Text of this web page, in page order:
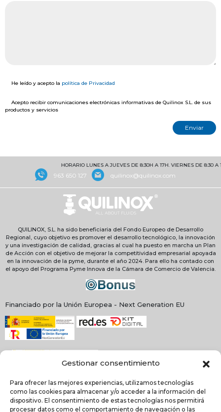
Gestionar consentimiento
Para ofrecer las mejores experiencias, utilizamos tecnologías
como las cookies para almacenar y/o acceder a la información del
dispositivo. El consentimiento de estas tecnologías nos permitirá
procesar datos como el comportamiento de navegación o las
He leído y acepto la política de Privacidad
Acepto recibir comunicaciones electrónicas informativas de Quilinox S.L. de sus
productos y servicios
HORARIO LUNES A JUEVES DE 8:30H A 17H. VIERNES DE 8:30 A
963 650 127 quilinox@quilinox.com
QUILINOX, S.L. ha sido beneficiaria del Fondo Europeo de Desarrollo
Regional, cuyo objetivo es promover el desarrollo tecnológico, la innovación
y una investigación de calidad, gracias al cual ha puesto en marcha un Plan
de Acción con el objetivo de mejorar la competitividad empresarial apoyada
en la innovación de la pyme, durante el año 2024. Para ello ha contado con
el apoyo del Programa Pyme Innova de la Cámara de Comercio de Valencia.
Financiado por la Unión Europea - Next Generation EU